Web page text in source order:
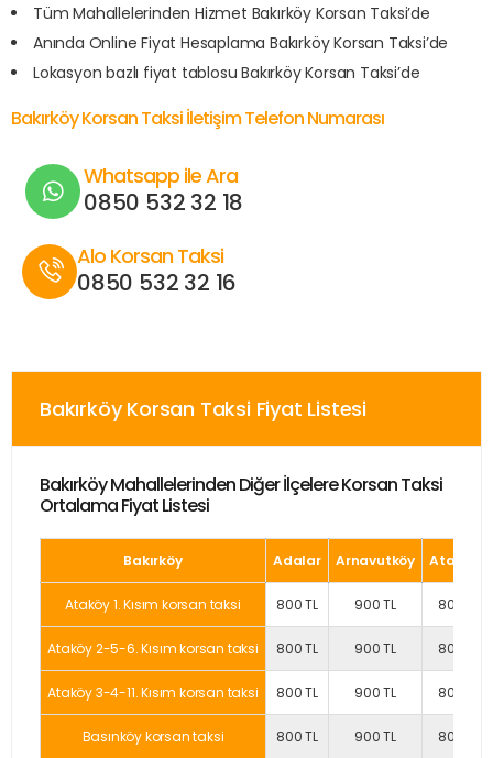
Tüm Mahallelerinden Hizmet Bakırköy Korsan Taksi’de
Anında Online Fiyat Hesaplama Bakırköy Korsan Taksi’de
Lokasyon bazlı fiyat tablosu Bakırköy Korsan Taksi’de
Bakırköy Korsan Taksi İletişim Telefon Numarası
Whatsapp ile Ara
0850 532 32 18
Alo Korsan Taksi
0850 532 32 16
Bakırköy Korsan Taksi Fiyat Listesi
Bakırköy Mahallelerinden Diğer İlçelere Korsan Taksi
Ortalama Fiyat Listesi
Bakırköy Adalar Arnavutköy Ataşehir
Ataköy 1. Kısım korsan taksi 800 TL 900 TL 800 TL
Ataköy 2-5-6. Kısım korsan taksi 800 TL 900 TL 800 TL
Ataköy 3-4-11. Kısım korsan taksi 800 TL 900 TL 800 TL
Basınköy korsan taksi 800 TL 900 TL 800 TL